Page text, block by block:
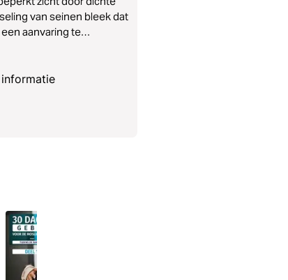
van seinen bleek dat
aanvaring te